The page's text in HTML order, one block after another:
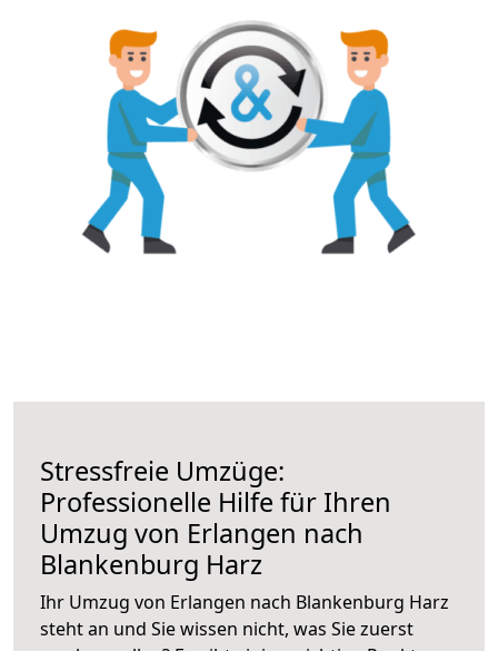
Stressfreie Umzüge:
Professionelle Hilfe für Ihren
Umzug von Erlangen nach
Blankenburg Harz
Ihr Umzug von Erlangen nach Blankenburg Harz
steht an und Sie wissen nicht, was Sie zuerst